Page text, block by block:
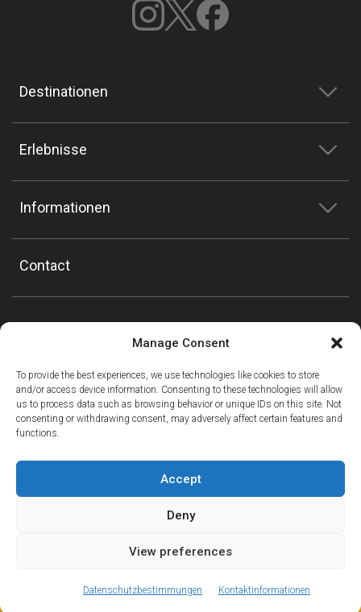
Manage Consent
To provide the best experiences, we use technologies like cookies to store
and/or access device information. Consenting to these technologies will allow
us to process data such as browsing behavior or unique IDs on this site. Not
consenting or withdrawing consent, may adversely affect certain features and
functions.
Accept
Deny
View preferences
Datenschutzbestimmungen Kontaktinformationen
Destinationen
Erlebnisse
Informationen
Contact
© Copyright Mountain Drop-offs Ltd 2016-2024
The new European Entry/Exit System is now in place.